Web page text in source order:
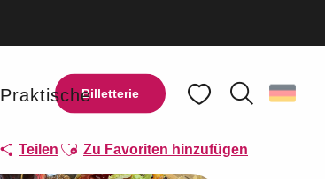
Billetterie
Praktische
Teilen Ajouter aux favoris
Zu Favoriten hinzufügen